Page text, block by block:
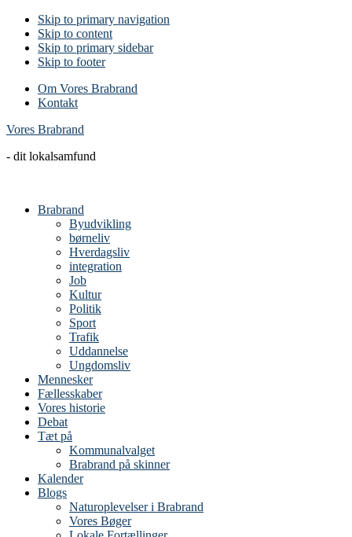
Skip to primary navigation
Skip to content
Skip to primary sidebar
Skip to footer
Om Vores Brabrand
Kontakt
Vores Brabrand
- dit lokalsamfund
Brabrand
Byudvikling
børneliv
Hverdagsliv
integration
Job
Kultur
Politik
Sport
Trafik
Uddannelse
Ungdomsliv
Mennesker
Fællesskaber
Vores historie
Debat
Tæt på
Kommunalvalget
Brabrand på skinner
Kalender
Blogs
Naturoplevelser i Brabrand
Vores Bøger